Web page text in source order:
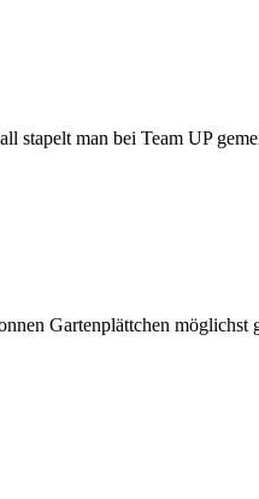
man bei Team UP
Gartenplättchen